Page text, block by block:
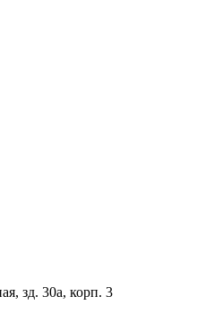
зд. 30а, корп. 3